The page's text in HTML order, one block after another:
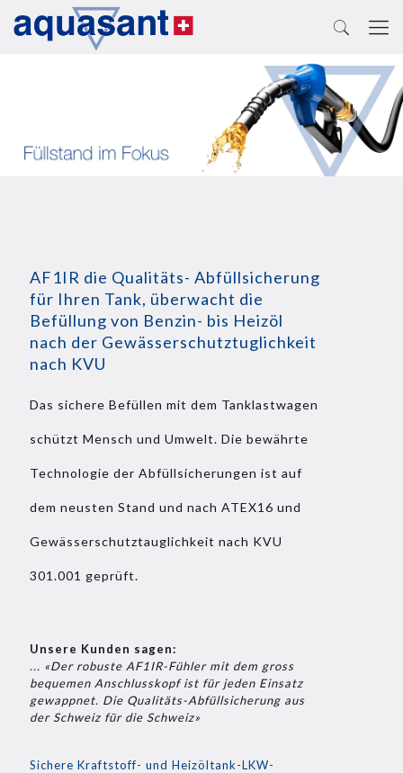
AF1IR die Qualitäts- Abfüllsicherung
für Ihren Tank, überwacht die
Befüllung von Benzin- bis Heizöl
nach der Gewässerschutztuglichkeit
nach KVU
Das sichere Befüllen mit dem Tanklastwagen
schützt Mensch und Umwelt. Die bewährte
Technologie der Abfüllsicherungen ist auf
dem neusten Stand und nach ATEX16 und
Gewässerschutztauglichkeit nach KVU
301.001 geprüft.
Unsere Kunden sagen:
... «Der robuste AF1IR-Fühler mit dem gross
bequemen Anschlusskopf ist für jeden Einsatz
gewappnet. Die Qualitäts-Abfüllsicherung aus
der Schweiz für die Schweiz»
Sichere Kraftstoff- und Heizöltank-LKW-